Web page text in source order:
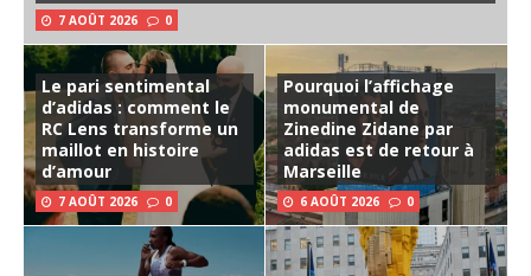
7 AOÛT 2026 0
Le pari sentimental
d’adidas : comment le
RC Lens transforme un
maillot en histoire
d’amour
7 AOÛT 2026 0
Pourquoi l’affichage
monumental de
Zinedine Zidane par
adidas est de retour à
Marseille
6 AOÛT 2026 0